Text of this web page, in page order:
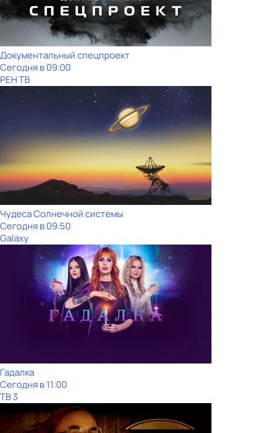
Документальный спецпроект
Сегодня в 09:00
РЕН ТВ
Чудеса Солнечной системы
Сегодня в 09:50
Galaxy
Гадалка
Сегодня в 11:00
ТВ 3